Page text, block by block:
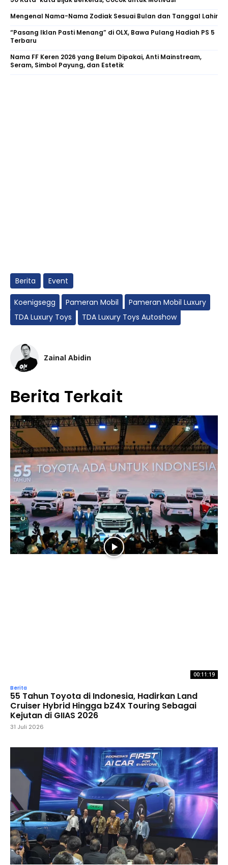
Mengenal Nama-Nama Zodiak Sesuai Bulan dan Tanggal Lahir
“Pasang Iklan Pasti Menang” di OLX, Bawa Pulang Hadiah PS 5
Terbaru
Nama FF Keren 2026 yang Belum Dipakai, Anti Mainstream,
Seram, Simbol Payung, dan Estetik
Berita Event
Koenigsegg Pameran Mobil
Pameran Mobil Luxury
TDA Luxury Toys
TDA Luxury Toys Autoshow
Zainal Abidin
Berita Terkait
00:11:19
Berita
55 Tahun Toyota di Indonesia, Hadirkan Land
Cruiser Hybrid Hingga bZ4X Touring Sebagai
Kejutan di GIIAS 2026
31 Juli 2026